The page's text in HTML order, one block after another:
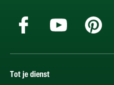
Tot je dienst